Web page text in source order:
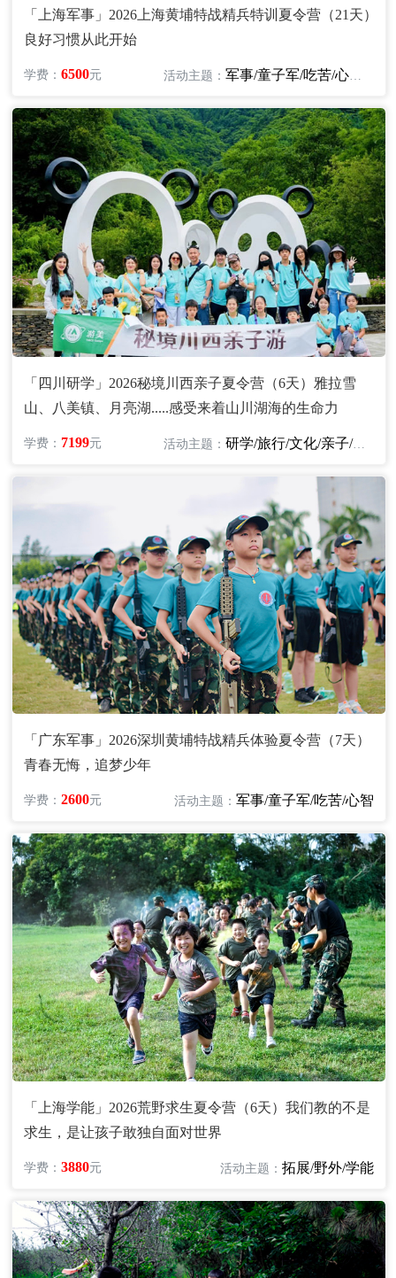
「上海军事」2026上海黄埔特战精兵特训夏令营（21天）
良好习惯从此开始
学费：6500元 活动主题：军事/童子军/吃苦/心智/励志
「四川研学」2026秘境川西亲子夏令营（6天）雅拉雪
山、八美镇、月亮湖.....感受来着山川湖海的生命力
学费： 7199元 活动主题：研学/旅行/文化/亲子/自然
「广东军事」2026深圳黄埔特战精兵体验夏令营（7天）
青春无悔，追梦少年
学费：2600元 活动主题： 军事/童子军/吃苦/心智
「上海学能」2026荒野求生夏令营（6天）我们教的不是
求生，是让孩子敢独自面对世界
学费：3880元 活动主题： 拓展/野外/学能